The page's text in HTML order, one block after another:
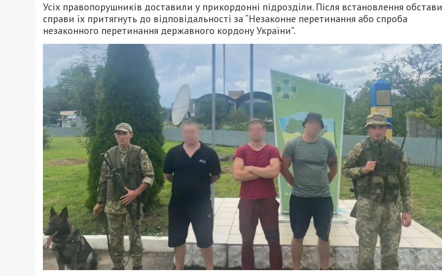
Усіх правопорушників доставили у прикордонні підрозділи. Після встановлення
справи їх притягнуть до відповідальності за “Незаконне перетинання або спроба
незаконного перетинання державного кордону України”.